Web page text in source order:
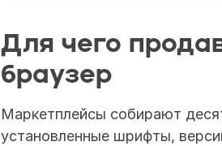
Для чего
браузер
Маркетплейсы собирают
установленные шрифты,